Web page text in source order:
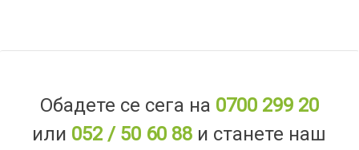
Обадете се сега на 0700 299 20
или 052 / 50 60 88 и станете наш